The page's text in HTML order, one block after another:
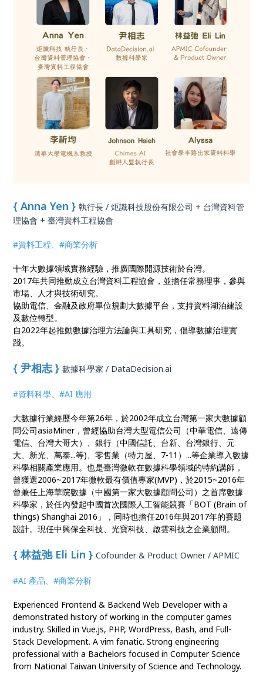
{ Anna Yen }執行長 /炬識科技股份有限公司 + 台灣資料管
理協會 + 臺灣資料工程協會
#資料工程、#商業分析
十年大數據領域實務經驗，推廣國際開源技術於台灣。
2017年共同推動成立台灣資料工程協會，並擔任常務理事，參與
市場、人才與技術研究。
協助電信、金融及政府單位規劃大數據平台，支持資料湖泊建設
及數位轉型。
自2022年起推動數據治理方法論與工具研究，倡導數據治理實
踐。
{ 尹相志 }數據科學家 / DataDecision.ai
#資料科學、#AI 應用
大數據行業經歷今年第26年，於2002年成立台灣第一家大數據顧
問公司asiaMiner，曾經協助台灣大型電信公司（中華電信、遠傳
電信、台灣大哥大）、銀行（中國信託、台新、台灣銀行、元
大、新光、萬泰...等)、零售業（特力屋、7-11）...等企業導入數據
科學相關產業應用。也是臺灣微軟在數據科學領域的特約講師，
曾獲選2006~2017年微軟最有價值專家(MVP)，於2015~2016年
曾兼任上海華院數據（中國第一家大數據顧問公司）之首席數據
科學家，於任內發起中國首次國際人工智能競賽「BOT (Brain of
things) Shanghai 2016」，同時也擔任2016年與2017年的賽題
設計。現任中興保全科技、光寶科技、啟雲科技之企業顧問。
{ 林益弛 Eli Lin }Cofounder & Product Owner / APMIC
#AI 產品、#商業分析
Experienced Frontend & Backend Web Developer with a
demonstrated history of working in the computer games
industry. Skilled in Vue.js, PHP, WordPress, Bash, and Full-
Stack Development. A vim fanatic. Strong engineering
professional with a Bachelors focused in Computer Science
from National Taiwan University of Science and Technology.